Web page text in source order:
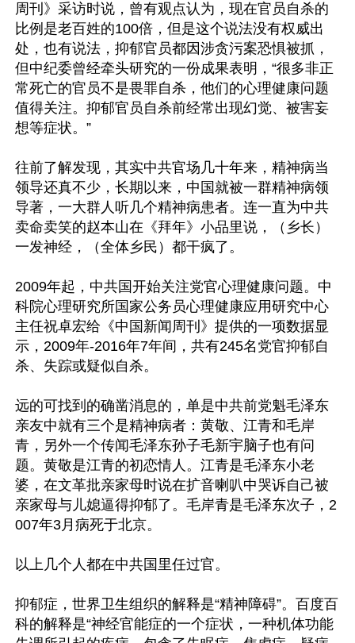
周刊》采访时说，曾有观点认为，现在官员自杀的
比例是老百姓的100倍，但是这个说法没有权威出
处，也有说法，抑郁官员都因涉贪污案恐惧被抓，
但中纪委曾经牵头研究的一份成果表明，“很多非正
常死亡的官员不是畏罪自杀，他们的心理健康问题
值得关注。抑郁官员自杀前经常出现幻觉、被害妄
想等症状。”
往前了解发现，其实中共官场几十年来，精神病当
领导还真不少，长期以来，中国就被一群精神病领
导著，一大群人听几个精神病患者。连一直为中共
卖命卖笑的赵本山在《拜年》小品里说，（乡长）
一发神经，（全体乡民）都干疯了。
2009年起，中共国开始关注党官心理健康问题。中
科院心理研究所国家公务员心理健康应用研究中心
主任祝卓宏给《中国新闻周刊》提供的一项数据显
示，2009年-2016年7年间，共有245名党官抑郁自
杀、失踪或疑似自杀。
远的可找到的确凿消息的，单是中共前党魁毛泽东
亲友中就有三个是精神病者：黄敬、江青和毛岸
青，另外一个传闻毛泽东孙子毛新宇脑子也有问
题。黄敬是江青的初恋情人。江青是毛泽东小老
婆，在文革批亲家母时说在扩音喇叭中哭诉自己被
亲家母与儿媳逼得抑郁了。毛岸青是毛泽东次子，2
007年3月病死于北京。
以上几个人都在中共国里任过官。
抑郁症，世界卫生组织的解释是“精神障碍”。百度百
科的解释是“神经官能症的一个症状，一种机体功能